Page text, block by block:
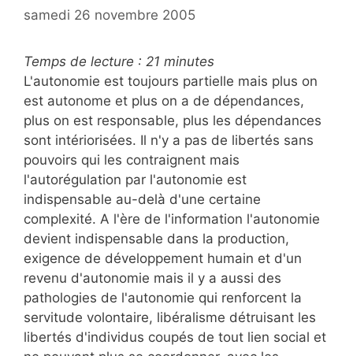
samedi 26 novembre 2005
Temps de lecture : 21 minutes
L'autonomie est toujours partielle mais plus on
est autonome et plus on a de dépendances,
plus on est responsable, plus les dépendances
sont intériorisées. Il n'y a pas de libertés sans
pouvoirs qui les contraignent mais
l'autorégulation par l'autonomie est
indispensable au-delà d'une certaine
complexité. A l'ère de l'information l'autonomie
devient indispensable dans la production,
exigence de développement humain et d'un
revenu d'autonomie mais il y a aussi des
pathologies de l'autonomie qui renforcent la
servitude volontaire, libéralisme détruisant les
libertés d'individus coupés de tout lien social et